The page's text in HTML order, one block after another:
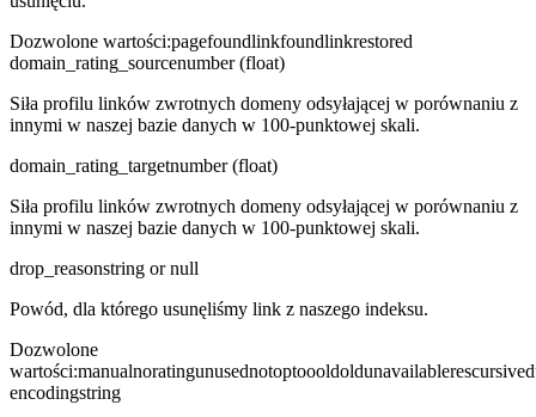
Dozwolone wartości:pagefoundlinkfoundlinkrestored
domain_rating_sourcenumber (float)
Siła profilu linków zwrotnych domeny odsyłającej w porównaniu z
innymi w naszej bazie danych w 100-punktowej skali.
domain_rating_targetnumber (float)
Siła profilu linków zwrotnych domeny odsyłającej w porównaniu z
innymi w naszej bazie danych w 100-punktowej skali.
drop_reasonstring or null
Powód, dla którego usunęliśmy link z naszego indeksu.
Dozwolone
wartości:manualnoratingunusednotoptoooldoldunavailablerescursive
encodingstring